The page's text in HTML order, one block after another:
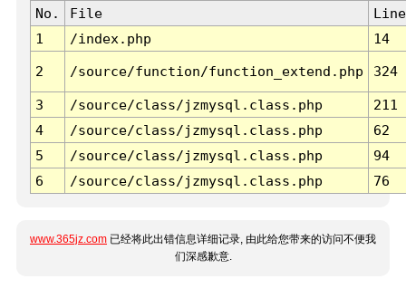
No. File
Line
1
/index.php 14
2 /source/function/function_extend.php 324
3 /source/class/jzmysql.class.php
211
4
/source/class/jzmysql.class.php
62
5
/source/class/jzmysql.class.php
94
6
/source/class/jzmysql.class.php 76
www.365jz.com 已经将此出错信息详细记录, 由此给您带来的访问不便我
们深感歉意.